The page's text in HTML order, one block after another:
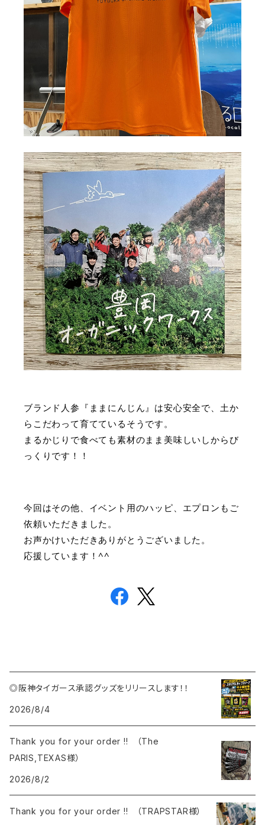
ブランド人参『ままにんじん』は安心安全で、土か
らこだわって育てているそうです。
まるかじりで食べても素材のまま美味しいしからび
っくりです！！
今回はその他、イベント用のハッピ、エプロンもご
依頼いただきました。
お声かけいただきありがとうございました。
応援しています！^^
◎阪神タイガース承認グッズをリリースします！！
2026/8/4
Thank you for your order !! （The
PARIS,TEXAS様）
2026/8/2
Thank you for your order !! （TRAPSTAR様）